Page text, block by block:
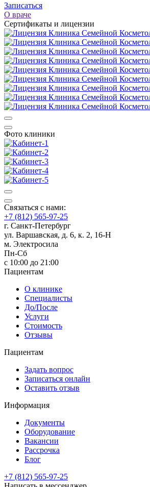
Записаться
О враче
Сертификаты и лицензии
Фото клиники
Связаться с нами:
+7 (812) 565-97-25
г. Санкт-Петербург
ул. Варшавская, д. 6, к. 2, 16-Н
м. Электросила
Пн-Сб
с 10:00 до 21:00
Пациентам
О клинике
Специалисты
До/После
Услуги
Стоимость
Отзывы
Пациентам
Задать вопрос
Записаться онлайн
Оставить отзыв
Информация
Документы
Оборудование
Вакансии
Рассрочка
Блог
+7 (812) 565-97-25